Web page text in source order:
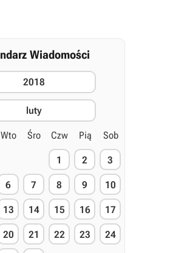
Wiadomości
2018
luty
Wto Śro Czw Pią Sob
1 2 3
6 7 8 9 10
13 14 15 16 17
20 21 22 23 24